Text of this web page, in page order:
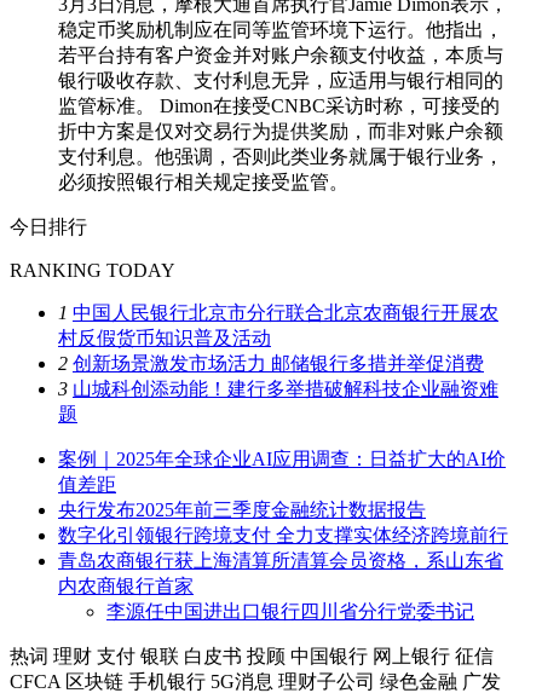
稳定币奖励机制应在同等监管环境下运行。他指出，
若平台持有客户资金并对账户余额支付收益，本质与
银行吸收存款、支付利息无异，应适用与银行相同的
监管标准。 Dimon在接受CNBC采访时称，可接受的
折中方案是仅对交易行为提供奖励，而非对账户余额
支付利息。他强调，否则此类业务就属于银行业务，
必须按照银行相关规定接受监管。
今日排行
RANKING TODAY
1 中国人民银行北京市分行联合北京农商银行开展农
村反假货币知识普及活动
2 创新场景激发市场活力 邮储银行多措并举促消费
3 山城科创添动能！建行多举措破解科技企业融资难
题
案例｜2025年全球企业AI应用调查：日益扩大的AI价
值差距
央行发布2025年前三季度金融统计数据报告
数字化引领银行跨境支付 全力支撑实体经济跨境前行
青岛农商银行获上海清算所清算会员资格，系山东省
内农商银行首家
李源任中国进出口银行四川省分行党委书记
热词 理财 支付 银联 白皮书 投顾 中国银行 网上银行 征信
CFCA 区块链 手机银行 5G消息 理财子公司 绿色金融 广发